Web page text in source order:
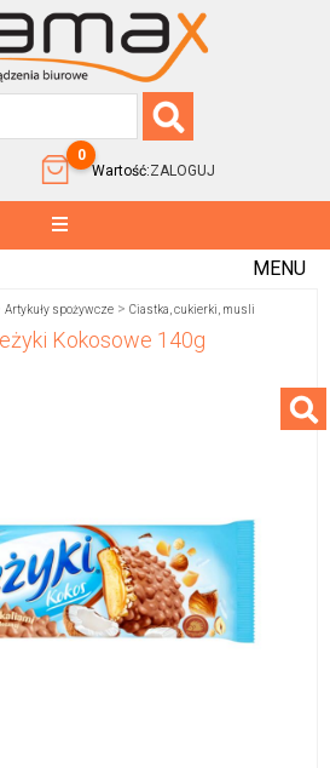
0
Wartość:ZALOGUJ
MENU
Artykuły spożywcze> Ciastka, cukierki, musli
Kokosowe 140g